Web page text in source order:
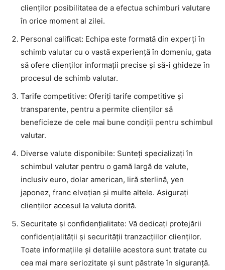
clienților posibilitatea de a efectua schimburi valutare
în orice moment al zilei.
Personal calificat: Echipa este formată din experți în
schimb valutar cu o vastă experiență în domeniu, gata
să ofere clienților informații precise și să-i ghideze în
procesul de schimb valutar.
Tarife competitive: Oferiți tarife competitive și
transparente, pentru a permite clienților să
beneficieze de cele mai bune condiții pentru schimbul
valutar.
Diverse valute disponibile: Sunteți specializați în
schimbul valutar pentru o gamă largă de valute,
inclusiv euro, dolar american, liră sterlină, yen
japonez, franc elvețian și multe altele. Asigurați
clienților accesul la valuta dorită.
Securitate și confidențialitate: Vă dedicați protejării
confidențialității și securității tranzacțiilor clienților.
Toate informațiile și detaliile acestora sunt tratate cu
cea mai mare seriozitate și sunt păstrate în siguranță.